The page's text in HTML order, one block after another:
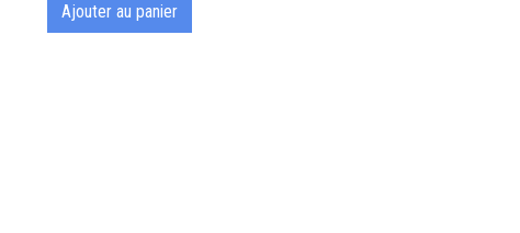
Ajouter au panier